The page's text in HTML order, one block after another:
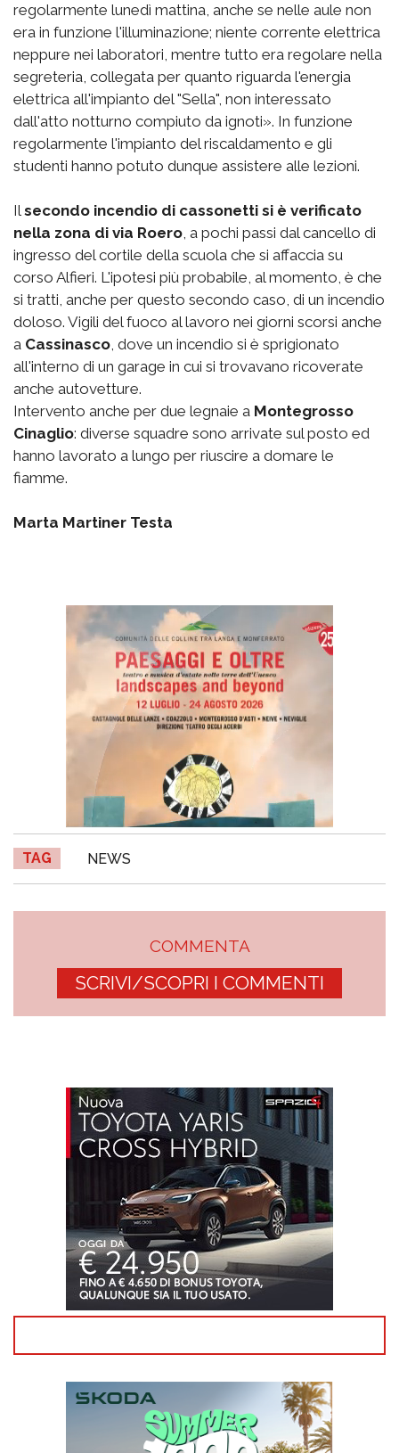
regolarmente lunedì mattina, anche se nelle aule non
era in funzione l'illuminazione; niente corrente elettrica
neppure nei laboratori, mentre tutto era regolare nella
segreteria, collegata per quanto riguarda l'energia
elettrica all'impianto del "Sella", non interessato
dall'atto notturno compiuto da ignoti». In funzione
regolarmente l'impianto del riscaldamento e gli
studenti hanno potuto dunque assistere alle lezioni.
Ilsecondo incendio di cassonetti si è verificato
nella zona di via Roero, a pochi passi dal cancello di
ingresso del cortile della scuola che si affaccia su
corso Alfieri. L'ipotesi più probabile, al momento, è che
si tratti, anche per questo secondo caso, di un incendio
doloso. Vigili del fuoco al lavoro nei giorni scorsi anche
a Cassinasco, dove un incendio si è sprigionato
all'interno di un garage in cui si trovavano ricoverate
anche autovetture.
Intervento anche per due legnaie a Montegrosso
Cinaglio: diverse squadre sono arrivate sul posto ed
hanno lavorato a lungo per riuscire a domare le
fiamme.
Marta Martiner Testa
TAG NEWS
COMMENTA
SCRIVI/SCOPRI I COMMENTI